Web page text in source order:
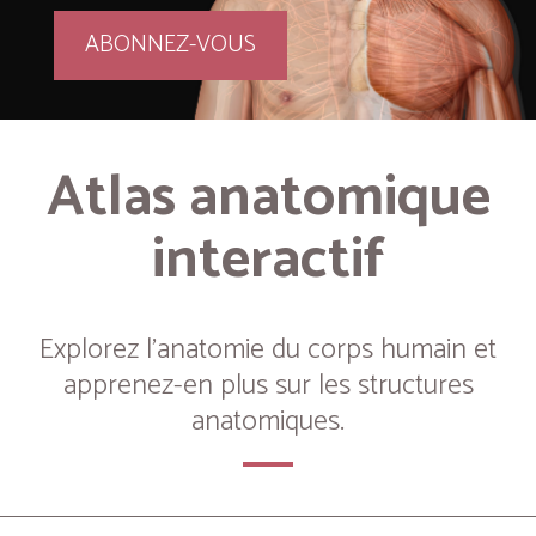
ABONNEZ-VOUS
Atlas anatomique
interactif
Explorez l’anatomie du corps humain et
apprenez-en plus sur les structures
anatomiques.